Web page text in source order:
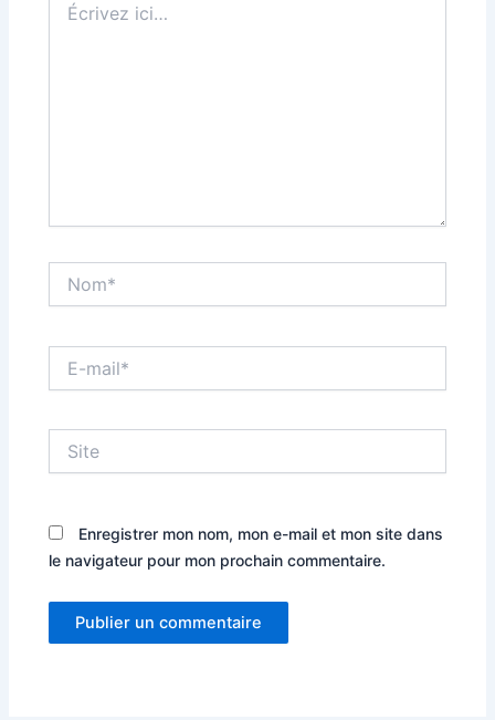
ici…
mail*
Enregistrer mon nom, mon e-mail et mon site dans
le navigateur pour mon prochain commentaire.